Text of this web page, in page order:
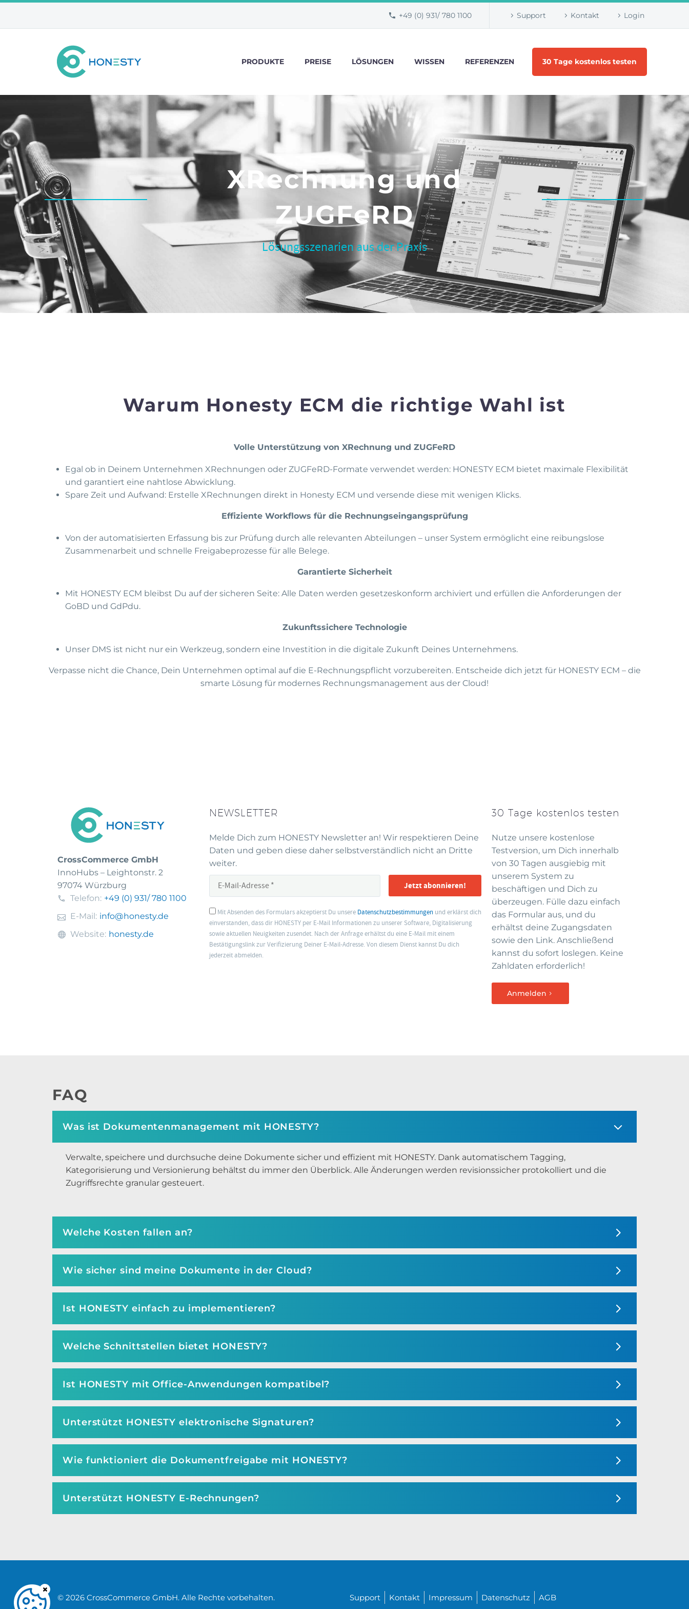
+49 (0) 931/ 780 1100 Support Kontakt Login
PRODUKTE PREISE LÖSUNGEN WISSEN REFERENZEN 30 Tage kostenlos testen
XRechnung und
ZUGFeRD
Lösungsszenarien aus der Praxis
Warum Honesty ECM die richtige Wahl ist
Volle Unterstützung von XRechnung und ZUGFeRD
Egal ob in Deinem Unternehmen XRechnungen oder ZUGFeRD-Formate verwendet werden: HONESTY ECM bietet maximale Flexibilität
und garantiert eine nahtlose Abwicklung.
Spare Zeit und Aufwand: Erstelle XRechnungen direkt in Honesty ECM und versende diese mit wenigen Klicks.
Effiziente Workflows für die Rechnungseingangsprüfung
Von der automatisierten Erfassung bis zur Prüfung durch alle relevanten Abteilungen – unser System ermöglicht eine reibungslose
Zusammenarbeit und schnelle Freigabeprozesse für alle Belege.
Garantierte Sicherheit
Mit HONESTY ECM bleibst Du auf der sicheren Seite: Alle Daten werden gesetzeskonform archiviert und erfüllen die Anforderungen der
GoBD und GdPdu.
Zukunftssichere Technologie
Unser DMS ist nicht nur ein Werkzeug, sondern eine Investition in die digitale Zukunft Deines Unternehmens.
Verpasse nicht die Chance, Dein Unternehmen optimal auf die E-Rechnungspflicht vorzubereiten. Entscheide dich jetzt für HONESTY ECM – die
smarte Lösung für modernes Rechnungsmanagement aus der Cloud!
CrossCommerce GmbH
InnoHubs – Leightonstr. 2
97074 Würzburg
Telefon: +49 (0) 931/ 780 1100
E-Mail: info@honesty.de
Website: honesty.de
NEWSLETTER
Melde Dich zum HONESTY Newsletter an! Wir respektieren Deine
Daten und geben diese daher selbstverständlich nicht an Dritte
weiter.
Jetzt abonnieren!
Mit Absenden des Formulars akzeptierst Du unsere Datenschutzbestimmungen und erklärst dich
einverstanden, dass dir HONESTY per E-Mail Informationen zu unserer Software, Digitalisierung
sowie aktuellen Neuigkeiten zusendet. Nach der Anfrage erhältst du eine E-Mail mit einem
Bestätigungslink zur Verifizierung Deiner E-Mail-Adresse. Von diesem Dienst kannst Du dich
jederzeit abmelden.
30 Tage kostenlos testen
Nutze unsere kostenlose
Testversion, um Dich innerhalb
von 30 Tagen ausgiebig mit
unserem System zu
beschäftigen und Dich zu
überzeugen. Fülle dazu einfach
das Formular aus, und du
erhältst deine Zugangsdaten
sowie den Link. Anschließend
kannst du sofort loslegen. Keine
Zahldaten erforderlich!
Anmelden
FAQ
Was ist Dokumentenmanagement mit HONESTY?
Verwalte, speichere und durchsuche deine Dokumente sicher und effizient mit HONESTY. Dank automatischem Tagging,
Kategorisierung und Versionierung behältst du immer den Überblick. Alle Änderungen werden revisionssicher protokolliert und die
Zugriffsrechte granular gesteuert.
Welche Kosten fallen an?
Wie sicher sind meine Dokumente in der Cloud?
Ist HONESTY einfach zu implementieren?
Welche Schnittstellen bietet HONESTY?
Ist HONESTY mit Office-Anwendungen kompatibel?
Unterstützt HONESTY elektronische Signaturen?
Wie funktioniert die Dokumentfreigabe mit HONESTY?
Unterstützt HONESTY E-Rechnungen?
© 2026 CrossCommerce GmbH. Alle Rechte vorbehalten. Support Kontakt Impressum Datenschutz AGB